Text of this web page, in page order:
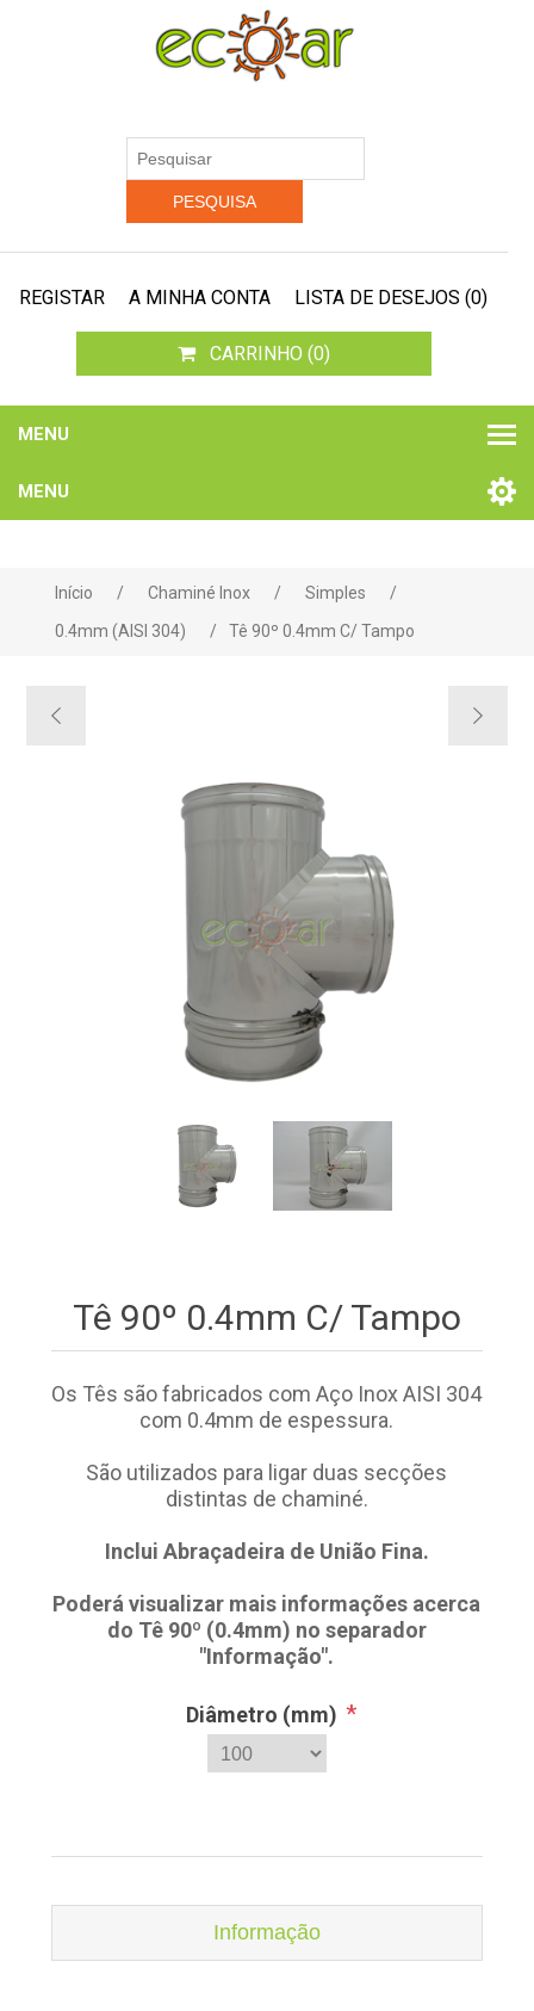
REGISTAR A MINHA CONTA LISTA DE DESEJOS (0)
CARRINHO (0)
MENU
MENU
Início / Chaminé Inox / Simples
/
0.4mm (AISI 304)
/ Tê 90º 0.4mm C/ Tampo
Tê 90º 0.4mm C/ Tampo
Os Tês são fabricados com Aço Inox AISI 304
com 0.4mm de espessura.
São utilizados para ligar duas secções
distintas de chaminé.
Inclui Abraçadeira de União Fina.
Poderá visualizar mais informações acerca
do Tê 90º (0.4mm) no separador
"Informação".
Diâmetro (mm) *
Informação